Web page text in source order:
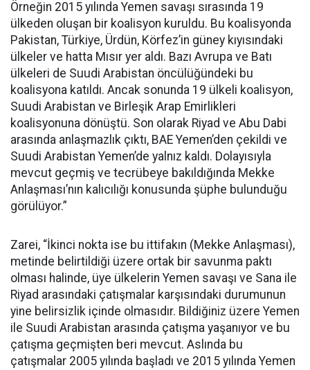
Örneğin 2015 yılında Yemen savaşı sırasında 19
ülkeden oluşan bir koalisyon kuruldu. Bu koalisyonda
Pakistan, Türkiye, Ürdün, Körfez’in güney kıyısındaki
ülkeler ve hatta Mısır yer aldı. Bazı Avrupa ve Batı
ülkeleri de Suudi Arabistan öncülüğündeki bu
koalisyona katıldı. Ancak sonunda 19 ülkeli koalisyon,
Suudi Arabistan ve Birleşik Arap Emirlikleri
koalisyonuna dönüştü. Son olarak Riyad ve Abu Dabi
arasında anlaşmazlık çıktı, BAE Yemen’den çekildi ve
Suudi Arabistan Yemen’de yalnız kaldı. Dolayısıyla
mevcut geçmiş ve tecrübeye bakıldığında Mekke
Anlaşması’nın kalıcılığı konusunda şüphe bulunduğu
görülüyor.”
Zarei, “İkinci nokta ise bu ittifakın (Mekke Anlaşması),
metinde belirtildiği üzere ortak bir savunma paktı
olması halinde, üye ülkelerin Yemen savaşı ve Sana ile
Riyad arasındaki çatışmalar karşısındaki durumunun
yine belirsizlik içinde olmasıdır. Bildiğiniz üzere Yemen
ile Suudi Arabistan arasında çatışma yaşanıyor ve bu
çatışma geçmişten beri mevcut. Aslında bu
çatışmalar 2005 yılında başladı ve 2015 yılında Yemen